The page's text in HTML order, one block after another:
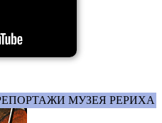
МУЗЕЯ РЕРИХА